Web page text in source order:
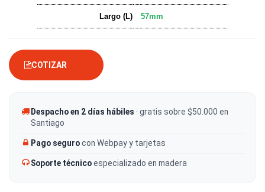
Largo (L) 57mm
COTIZAR
Despacho en 2 días hábiles · gratis sobre $50.000 en
Santiago
Pago segurocon Webpay y tarjetas
Soporte técnicoespecializado en madera